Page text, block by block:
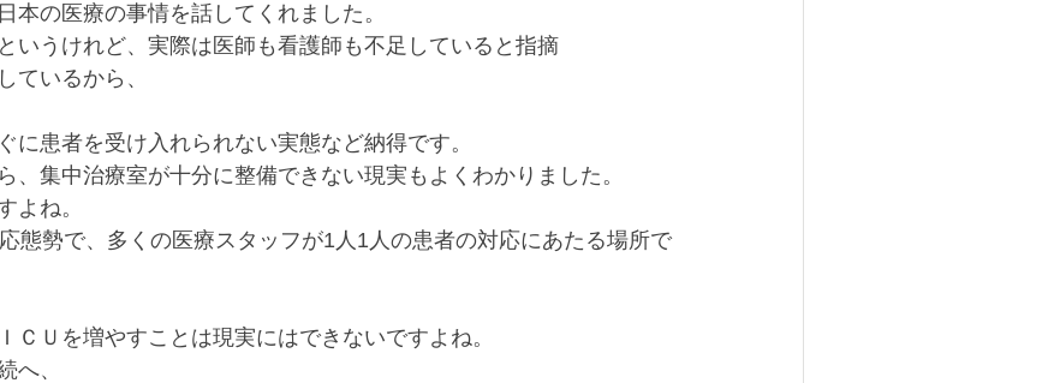
本の医療の事情を話してくれました。
いうけれど、実際は医師も看護師も不足していると指摘
ているから、
に患者を受け入れられない実態など納得です。
、集中治療室が十分に整備できない現実もよくわかりました。
よね。
態勢で、多くの医療スタッフが1人1人の患者の対応にあたる場所で
ＣＵを増やすことは現実にはできないですよね。
へ、